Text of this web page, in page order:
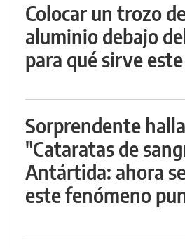
Colocar un trozo
aluminio debajo
para qué sirve
Sorprendente
"Cataratas de
Antártida: ahora
este fenómeno